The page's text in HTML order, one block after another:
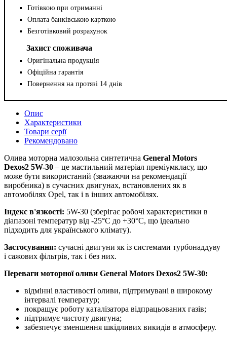
Готівкою при отриманні
Оплата банківською карткою
Безготівковий розрахунок
Захист споживача
Оригінальна продукція
Офіційна гарантія
Повернення на протязі 14 днів
Опис
Характеристики
Товари серії
Рекомендовано
Олива моторна малозольна синтетична General Motors
Dexos2 5W-30 – це мастильний матеріал преміумкласу, що
може бути використаний (зважаючи на рекомендації
виробника) в сучасних двигунах, встановлених як в
автомобілях Opel, так і в інших автомобілях.
Індекс в'язкості: 5W-30 (зберігає робочі характеристики в
діапазоні температур від -25°C до +30°C, що ідеально
підходить для українського клімату).
Застосування: сучасні двигуни як із системами турбонаддуву
і сажових фільтрів, так і без них.
Переваги моторної оливи General Motors Dexos2 5W-30:
відмінні властивості оливи, підтримувані в широкому
інтервалі температур;
покращує роботу каталізатора відпрацьованих газів;
підтримує чистоту двигуна;
забезпечує зменшення шкідливих викидів в атмосферу.